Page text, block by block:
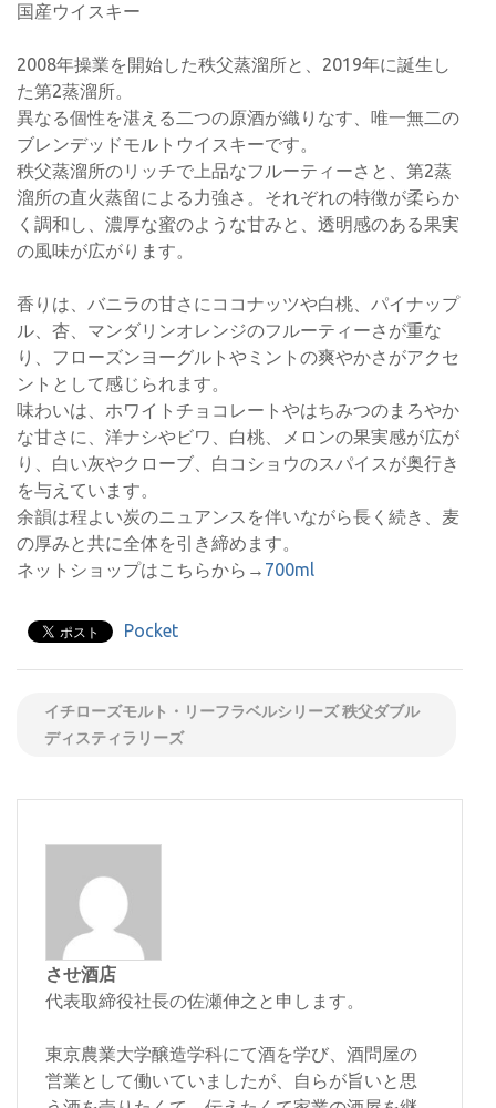
国産ウイスキー
2008年操業を開始した秩父蒸溜所と、2019年に誕生し
た第2蒸溜所。
異なる個性を湛える二つの原酒が織りなす、唯一無二の
ブレンデッドモルトウイスキーです。
秩父蒸溜所のリッチで上品なフルーティーさと、第2蒸
溜所の直火蒸留による力強さ。それぞれの特徴が柔らか
く調和し、濃厚な蜜のような甘みと、透明感のある果実
の風味が広がります。
香りは、バニラの甘さにココナッツや白桃、パイナップ
ル、杏、マンダリンオレンジのフルーティーさが重な
り、フローズンヨーグルトやミントの爽やかさがアクセ
ントとして感じられます。
味わいは、ホワイトチョコレートやはちみつのまろやか
な甘さに、洋ナシやビワ、白桃、メロンの果実感が広が
り、白い灰やクローブ、白コショウのスパイスが奥行き
を与えています。
余韻は程よい炭のニュアンスを伴いながら長く続き、麦
の厚みと共に全体を引き締めます。
ネットショップはこちらから→ 700ml
Pocket
イチローズモルト・リーフラベルシリーズ 秩父ダブル
ディスティラリーズ
させ酒店
代表取締役社長の佐瀬伸之と申します。
東京農業大学醸造学科にて酒を学び、酒問屋の
営業として働いていましたが、自らが旨いと思